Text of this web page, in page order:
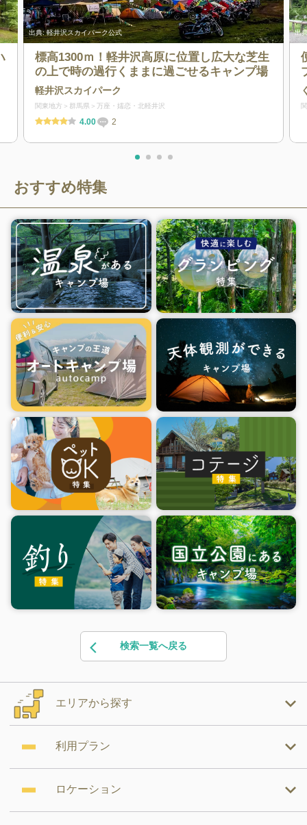
出典:軽井沢スカイパーク公式
標高1300ｍ！軽井沢高原に位置し広大な芝生
の上で時の過行くままに過ごせるキャンプ場
軽井沢スカイパーク
関東地方 群馬県 万座・嬬恋・北軽井沢
4.00 2
出
おすすめ特集
検索一覧へ戻る
エリアから探す
利用プラン
ロケーション